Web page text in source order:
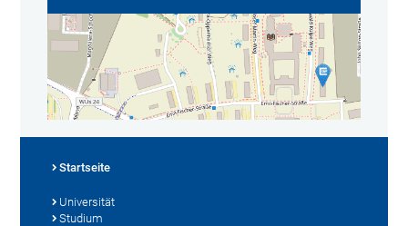
Startseite
Universität
Studium